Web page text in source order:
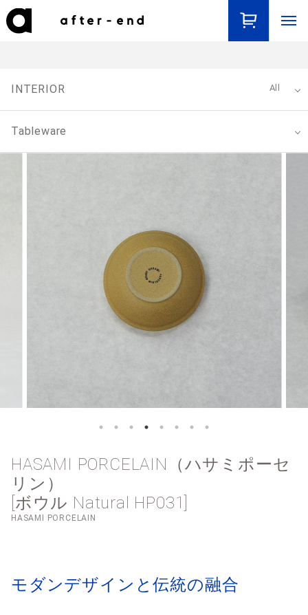
INTERIOR All
Tableware
HASAMI PORCELAIN（ハサミポーセ
リン）
[ボウル Natural HP031]
HASAMI PORCELAIN
モダンデザインと伝統の融合